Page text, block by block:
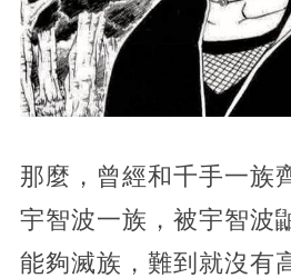
那麼，曾經和千手一族
宇智波一族，被宇智波
能夠滅族，難到就沒有